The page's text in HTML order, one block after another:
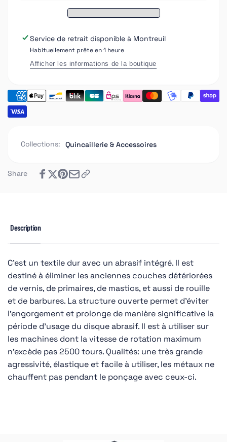
noir
abrasif
noir
Service de retrait disponible à Montreuil
Habituellement prête en 1 heure
Afficher les informations de la boutique
Collections: Quincaillerie & Accessoires
Share
Description
C’est un textile dur avec un abrasif intégré. Il est
destiné à éliminer les anciennes couches détériorées
de vernis, de primaires, de mastics, et aussi de rouille
et de barbures. La structure ouverte permet d’éviter
l’engorgement et prolonge de manière significative la
période d’usage du disque abrasif. Il est à utiliser sur
les machines dont la vitesse de rotation maximum
n’excède pas 2500 tours. Qualités: une très grande
agressivité, élastique et facile à utiliser, les métaux ne
chauffent pas pendant le ponçage avec ceux-ci.